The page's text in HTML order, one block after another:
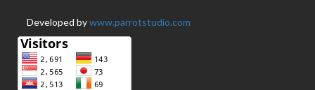
Developed bywww.parrotstudio.com